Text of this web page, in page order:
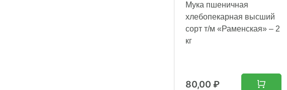
Мука пшеничная
хлебопекарная высший
сорт т/м «Раменская» – 2
кг
80,00 ₽